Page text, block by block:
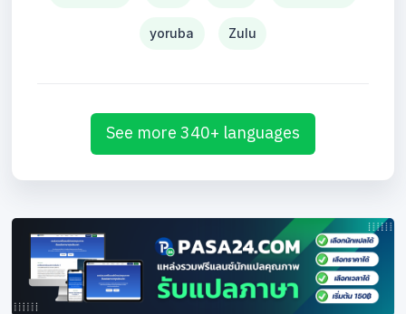
yoruba Zulu
See more 340+ languages